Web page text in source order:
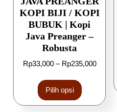
KOPI BIJI / KOPI
BUBUK | Kopi
Java Preanger –
Robusta
Rp33,000 – Rp235,000
Pilih opsi